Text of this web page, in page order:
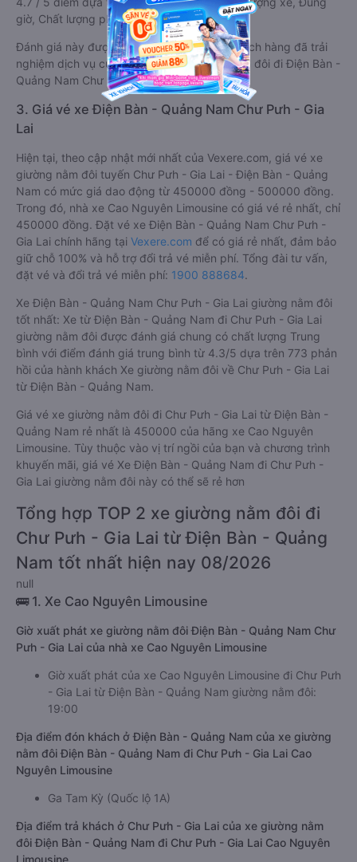
giờ, Chất lượng phục vụ.
Đánh giá này được viết trực tiếp bởi các khách hàng đã trải
nghiệm dịch vụ của các hãng xe giường nằm đôi đi Điện Bàn -
Quảng Nam Chư Pưh - Gia Lai .
3. Giá vé xe Điện Bàn - Quảng Nam Chư Pưh - Gia
Lai
Hiện tại, theo cập nhật mới nhất của Vexere.com, giá vé xe
giường nằm đôi tuyến Chư Pưh - Gia Lai - Điện Bàn - Quảng
Nam có mức giá dao động từ 450000 đồng - 500000 đồng.
Trong đó, nhà xe Cao Nguyên Limousine có giá vé rẻ nhất, chỉ
450000 đồng. Đặt vé xe Điện Bàn - Quảng Nam Chư Pưh -
Gia Lai chính hãng tại Vexere.com để có giá rẻ nhất, đảm bảo
giữ chỗ 100% và hỗ trợ đổi trả vé miễn phí. Tổng đài tư vấn,
đặt vé và đổi trả vé miễn phí: 1900 888684.
Xe Điện Bàn - Quảng Nam Chư Pưh - Gia Lai giường nằm đôi
tốt nhất: Xe từ Điện Bàn - Quảng Nam đi Chư Pưh - Gia Lai
giường nằm đôi được đánh giá chung có chất lượng Trung
bình với điểm đánh giá trung bình từ 4.3/5 dựa trên 773 phản
hồi của hành khách Xe giường nằm đôi về Chư Pưh - Gia Lai
từ Điện Bàn - Quảng Nam.
Giá vé xe giường nằm đôi đi Chư Pưh - Gia Lai từ Điện Bàn -
Quảng Nam rẻ nhất là 450000 của hãng xe Cao Nguyên
Limousine. Tùy thuộc vào vị trí ngồi của bạn và chương trình
khuyến mãi, giá vé Xe Điện Bàn - Quảng Nam đi Chư Pưh -
Gia Lai giường nằm đôi này có thể sẽ rẻ hơn
Tổng hợp TOP 2 xe giường nằm đôi đi
Chư Pưh - Gia Lai từ Điện Bàn - Quảng
Nam tốt nhất hiện nay 08/2026
null
🚌 1. Xe Cao Nguyên Limousine
Giờ xuất phát xe giường nằm đôi Điện Bàn - Quảng Nam Chư
Pưh - Gia Lai của nhà xe Cao Nguyên Limousine
Giờ xuất phát của xe Cao Nguyên Limousine đi Chư Pưh
- Gia Lai từ Điện Bàn - Quảng Nam giường nằm đôi:
19:00
Địa điểm đón khách ở Điện Bàn - Quảng Nam của xe giường
nằm đôi Điện Bàn - Quảng Nam đi Chư Pưh - Gia Lai Cao
Nguyên Limousine
Ga Tam Kỳ (Quốc lộ 1A)
Địa điểm trả khách ở Chư Pưh - Gia Lai của xe giường nằm
đôi Điện Bàn - Quảng Nam đi Chư Pưh - Gia Lai Cao Nguyên
Limousine